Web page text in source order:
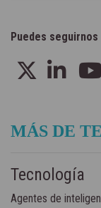
Puedes seguirnos
MÁS DE
Tecnología
Agentes de